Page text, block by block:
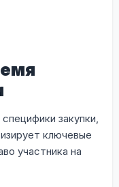
закупки,
ключевые
участника на